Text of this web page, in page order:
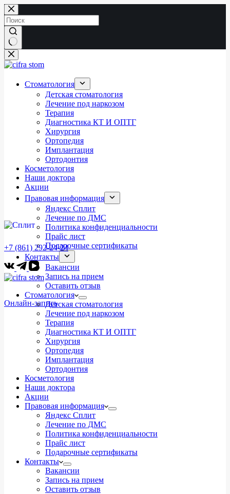
Перейти
к
сути
Ничего
не
Стоматология
Детская стоматология
Лечение под наркозом
Терапия
Диагностика КТ И ОПТГ
Хирургия
Ортопедия
Имплантация
Ортодонтия
Косметология
Наши доктора
Акции
Правовая информация
Яндекс Сплит
Лечение по ДМС
Политика конфиденциальности
Прайс лист
Подарочные сертификаты
Контакты
Вакансии
Запись на прием
Оставить отзыв
Онлайн-запись
+7 (861) 292-24-24
Стоматология
Детская стоматология
Лечение под наркозом
Терапия
Диагностика КТ И ОПТГ
Хирургия
Ортопедия
Имплантация
Ортодонтия
Косметология
Наши доктора
Акции
Правовая информация
Яндекс Сплит
Лечение по ДМС
Политика конфиденциальности
Прайс лист
Подарочные сертификаты
Контакты
Вакансии
Запись на прием
Оставить отзыв